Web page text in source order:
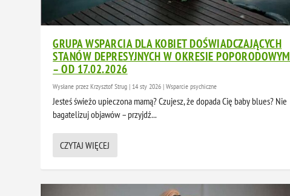
GRUPA WSPARCIA DLA KOBIET DOŚWIADCZAJĄCYCH
STANÓW DEPRESYJNYCH W OKRESIE POPORODOWYM
– OD 17.02.2026
Wysłane przezKrzysztof Strug | 14 sty 2026 |Wsparcie psychiczne
Jesteś świeżo upieczona mamą? Czujesz, że dopada Cię baby blues? Nie
bagatelizuj objawów – przyjdź...
CZYTAJ WIĘCEJ